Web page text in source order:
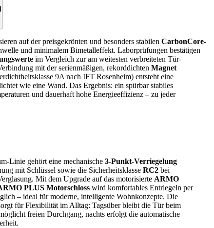
auf der preisgekrönten und besonders stabilen CarbonCore-
und minimalem Bimetalleffekt. Laborprüfungen bestätigen
im Vergleich zur am weitesten verbreiteten Tür­
mit der serienmäßigen, rekorddichten Magnet
9A nach IFT Rosenheim) entsteht eine
wie eine Wand. Das Ergebnis: ein spürbar stabiles
und dauerhaft hohe Energieeffizienz – zu jeder
Linie gehört eine mechanische 3-Punkt-Verriegelung
mit Schlüssel sowie die Sicherheitsklasse RC2 bei
Mit dem Upgrade auf das motorisierte ARMO
PLUS Motorschloss wird komfortables Entriegeln per
– ideal für moderne, intelligente Wohnkonzepte. Die
für Flexibilität im Alltag: Tagsüber bleibt die Tür beim
freien Durchgang, nachts erfolgt die automatische